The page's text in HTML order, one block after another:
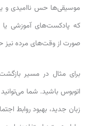
که پادکست‌های آموزشی یا
صورت از وقت‌های مرده نیز
اتوبوس باشید. شما
زبان جدید، بهبود روابط
مایل هستید استفاده‌نمایید.